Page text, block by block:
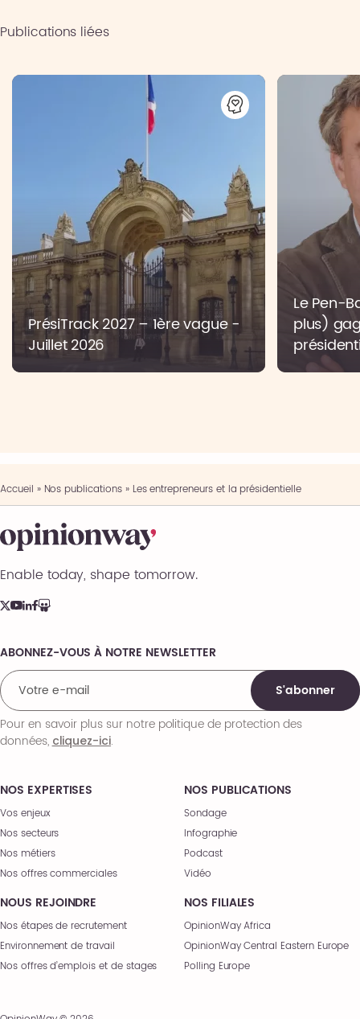
Publications liées
PrésiTrack 2027 – 1ère vague -
Juillet 2026
Le Pen-
plus)
Accueil » Nos publications» Les entrepreneurs et la présidentielle
Enable today, shape tomorrow.
NOS EXPERTISES
Vos enjeux
Nos secteurs
Nos métiers
Nos offres commerciales
NOS PUBLICATIONS
Sondage
Infographie
Podcast
Vidéo
NOUS REJOINDRE
Nos étapes de recrutement
Environnement de travail
Nos offres d’emplois et de stages
NOS FILIALES
OpinionWay Africa
OpinionWay Central Eastern Europe
Polling Europe
Comments
ABONNEZ-VOUS À NOTRE NEWSLETTER
S'abonner
Pour en savoir plus sur notre politique de protection des
données,cliquez-ici.